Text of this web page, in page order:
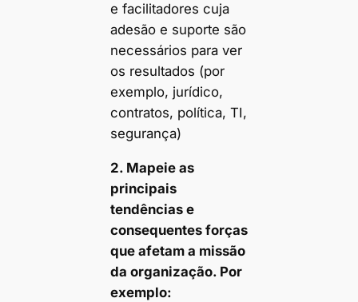
e facilitadores cuja
adesão e suporte são
necessários para ver
os resultados (por
exemplo, jurídico,
contratos, política, TI,
segurança)
2. Mapeie as
principais
tendências e
consequentes forças
que afetam a missão
da organização. Por
exemplo: